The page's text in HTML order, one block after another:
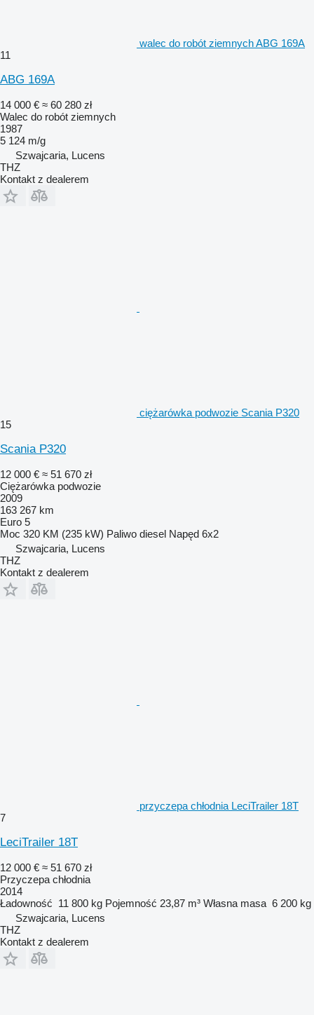
walec do robót ziemnych ABG 169A
11
ABG 169A
14 000 € ≈ 60 280 zł
Walec do robót ziemnych
1987
5 124 m/g
Szwajcaria, Lucens
THZ
Kontakt z dealerem
ciężarówka podwozie Scania P320
15
Scania P320
12 000 € ≈ 51 670 zł
Ciężarówka podwozie
2009
163 267 km
Euro 5
Moc 320 KM (235 kW) Paliwo diesel Napęd 6x2
Szwajcaria, Lucens
THZ
Kontakt z dealerem
przyczepa chłodnia LeciTrailer 18T
7
LeciTrailer 18T
12 000 € ≈ 51 670 zł
Przyczepa chłodnia
2014
Ładowność 11 800 kg Pojemność 23,87 m³ Własna masa 6 200 kg
Szwajcaria, Lucens
THZ
Kontakt z dealerem